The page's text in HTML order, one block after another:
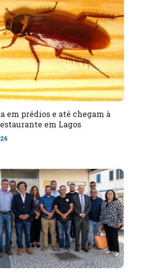
em prédios e até chegam à
em Lagos